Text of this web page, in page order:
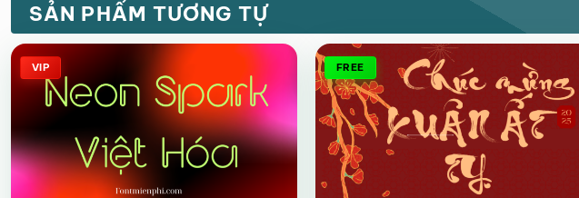
SẢN PHẨM TƯƠNG TỰ
VIP FREE